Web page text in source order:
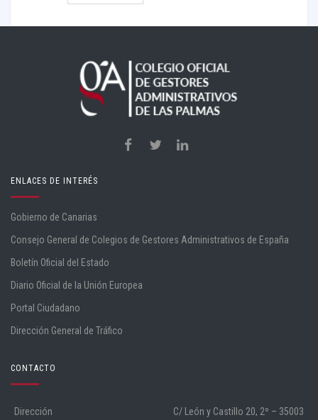
ENLACES DE INTERÉS
Gobierno de Canarias
Consejo General de Colegios de Gestores Administrativos de España
Boletín Oficial del Estado
Diario Oficial de la Unión Europea
Portal Ciudadano
Dirección General de Tráfico
CONTACTO
Dirección
C/ León y Castillo 20, 2º – 35003